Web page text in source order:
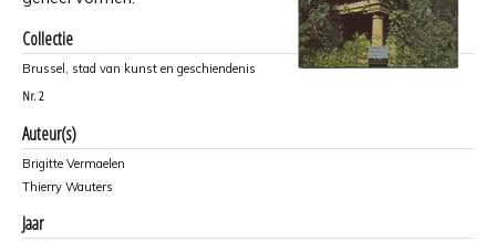
Collectie
Brussel, stad van kunst en geschiendenis
Nr. 2
Auteur(s)
Brigitte Vermaelen
Thierry Wauters
Jaar